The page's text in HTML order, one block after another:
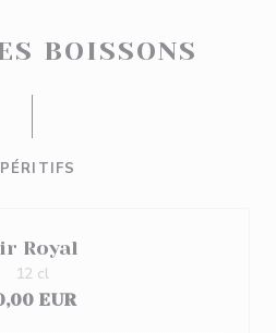
BOISSONS
Royal
EUR
12 cl